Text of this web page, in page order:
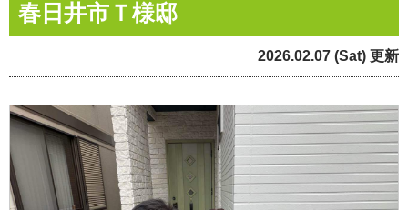
春日井市Ｔ様邸
2026.02.07 (Sat) 更新